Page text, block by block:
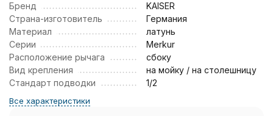
Бренд
KAISER
Страна-изготовитель
Германия
Материал
латунь
Серии
Merkur
Расположение рычага
сбоку
Вид крепления
на мойку / на столешницу
Стандарт подводки
1/2
Все характеристики